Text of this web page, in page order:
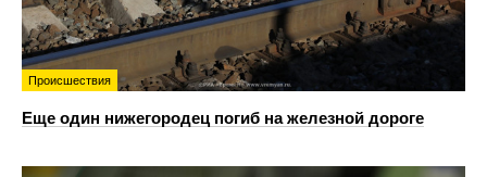
Происшествия
Еще один нижегородец погиб на железной дороге